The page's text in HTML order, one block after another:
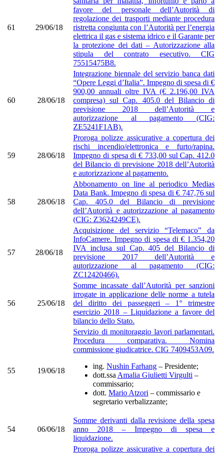
61 29/06/18
favore del personale dell’Autorità di
regolazione dei trasporti mediante procedura
ristretta congiunta con l’Autorità per l’energia
elettrica il gas e sistema idrico e il Garante per
la protezione dei dati – Autorizzazione alla
stipula del contrato esecutivo. CIG
75515475B8.
60 28/06/18
Integrazione biennale del servizio banca dati
“Opere Leggi d’Italia”. Impegno di spesa di €
900,00 annuali oltre IVA (€ 2.196,00 IVA
compresa) sul Cap. 405.0 del Bilancio di
previsione 2018 dell’Autorità e
autorizzazione al pagamento (CIG:
ZE5241F1AB).
59 28/06/18
Proroga polizze assicurative a copertura dei
rischi incendio/elettronica e furto/rapina.
Impegno di spesa di € 733,00 sul Cap. 412.0
del Bilancio di previsione 2018 dell’Autorità
e autorizzazione al pagamento.
58 28/06/18
Abbonamento on line al periodico Medias
Data Bank. Impegno di spesa di € 747,76 sul
Cap. 405.0 del Bilancio di previsione
dell’Autorità e autorizzazione al pagamento
(CIG: Z3624249CE).
57 28/06/18
Acquisizione del servizio “Telemaco” da
InfoCamere. Impegno di spesa di € 1.354,20
IVA inclusa sul Cap. 405 del Bilancio di
previsione 2017 dell’Autorità e
autorizzazione al pagamento (CIG:
ZC12420466).
56 25/06/18
Somme incassate dall’Autorità per sanzioni
irrogate in applicazione delle norme a tutela
del diritto dei passeggeri – 1° trimestre
esercizio 2018 – Liquidazione a favore del
bilancio dello Stato.
55 19/06/18
Servizio di monitoraggio lavori parlamentari.
Procedura comparativa. Nomina
commissione giudicatrice. CIG 7409453A09.
ing. Nushin Farhang – Presidente;
dott.ssa Amalia Giulietti Virgulti –
commissario;
dott. Mario Atzori – commissario e
segretario verbalizzante;
54 06/06/18
Somme derivanti dalla revisione della spesa
anno 2018 – Impegno di spesa e
liquidazione.
Proroga polizze assicurative a copertura dei